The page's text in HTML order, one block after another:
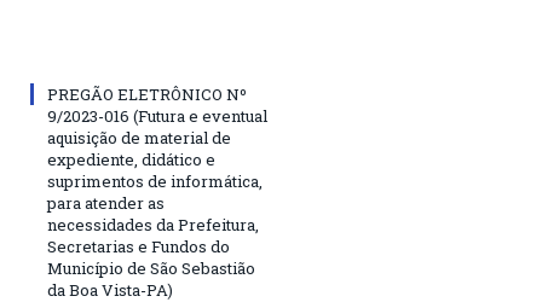
PREGÃO ELETRÔNICO Nº
9/2023-016 (Futura e eventual
aquisição de material de
expediente, didático e
suprimentos de informática,
para atender as
necessidades da Prefeitura,
Secretarias e Fundos do
Município de São Sebastião
da Boa Vista-PA)